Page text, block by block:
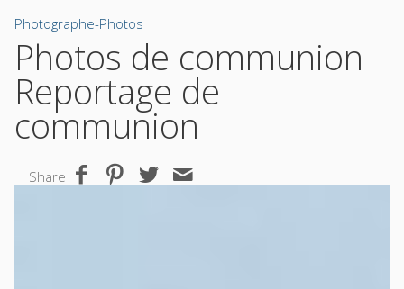
Photographe-Photos
Photos de communion
Reportage de
communion
Share